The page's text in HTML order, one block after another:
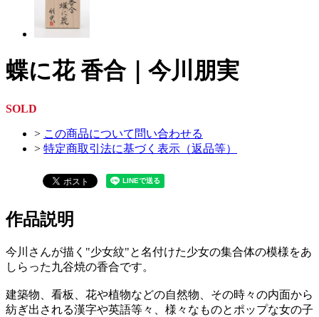
蝶に花 香合｜今川朋実
SOLD
> この商品について問い合わせる
> 特定商取引法に基づく表示（返品等）
作品説明
今川さんが描く"少女紋"と名付けた少女の集合体の模様をあ
しらった九谷焼の香合です。
建築物、看板、花や植物などの自然物、その時々の内面から
紡ぎ出される漢字や英語等々、様々なものとポップな女の子